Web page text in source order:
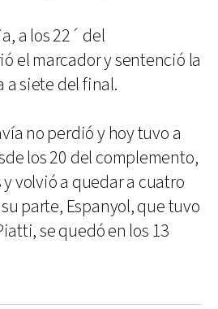
a los 22´ del
el marcador y sentenció la
a siete del final.
no perdió y hoy tuvo a
los 20 del complemento,
volvió a quedar a cuatro
parte, Espanyol, que tuvo
se quedó en los 13